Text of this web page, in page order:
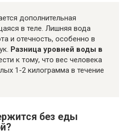
дополнительная
в теле. Лишняя вода
и отечность, особенно в
Разница уровней воды в
к тому, что вес человека
1-2 килограмма в течение
без еды